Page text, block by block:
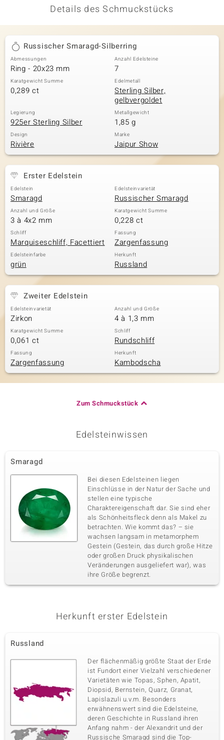
Details des Schmuckstücks
Russischer Smaragd-Silberring
Abmessungen
Ring - 20x23 mm
Anzahl Edelsteine
7
Karatgewicht Summe
0,289 ct
Edelmetall
Sterling Silber,
gelbvergoldet
Legierung
925er Sterling Silber
Metallgewicht
1,85 g
Design
Rivière
Marke
Jaipur Show
Erster Edelstein
Edelstein
Smaragd
Edelsteinvarietät
Russischer Smaragd
Anzahl und Größe
3 à 4x2 mm
Karatgewicht Summe
0,228 ct
Schliff
Marquiseschliff, Facettiert
Fassung
Zargenfassung
Edelsteinfarbe
grün
Herkunft
Russland
Zweiter Edelstein
Edelsteinvarietät
Zirkon
Anzahl und Größe
4 à 1,3 mm
Karatgewicht Summe
0,061 ct
Schliff
Rundschliff
Fassung
Zargenfassung
Herkunft
Kambodscha
Zum Schmuckstück
Edelsteinwissen
Smaragd
Bei diesen Edelsteinen liegen
Einschlüsse in der Natur der Sache und
stellen eine typische
Charaktereigenschaft dar. Sie sind eher
als Schönheitsfleck denn als Makel zu
betrachten. Wie kommt das? – sie
wachsen langsam in metamorphem
Gestein (Gestein, das durch große Hitze
oder großen Druck physikalischen
Veränderungen ausgeliefert war), was
ihre Größe begrenzt.
Herkunft erster Edelstein
Russland
Der flächenmäßig größte Staat der Erde
ist Fundort einer Vielzahl verschiedener
Varietäten wie Topas, Sphen, Apatit,
Diopsid, Bernstein, Quarz, Granat,
Lapislazuli u.v.m. Besonders
erwähnenswert sind die Edelsteine,
deren Geschichte in Russland ihren
Anfang nahm - der Alexandrit und der
Russische Smaragd sind die Top-